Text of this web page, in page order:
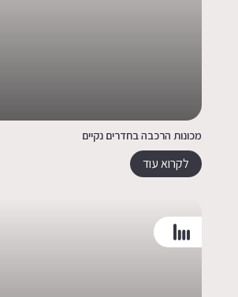
מכונות הרכבה בחדרים נקיים
לקרוא עוד